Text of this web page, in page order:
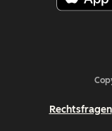
Rechtsfragen